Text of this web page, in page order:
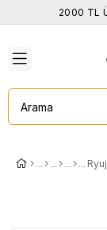
2000 TL